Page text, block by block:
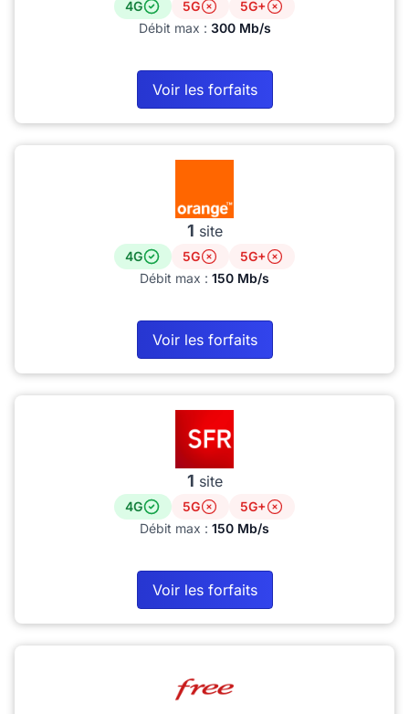
4G 5G
5G+
Débit max : 300 Mb/s
Voir les forfaits
1 site
4G 5G
5G+
Débit max : 150 Mb/s
Voir les forfaits
1 site
4G 5G
5G+
Débit max : 150 Mb/s
Voir les forfaits